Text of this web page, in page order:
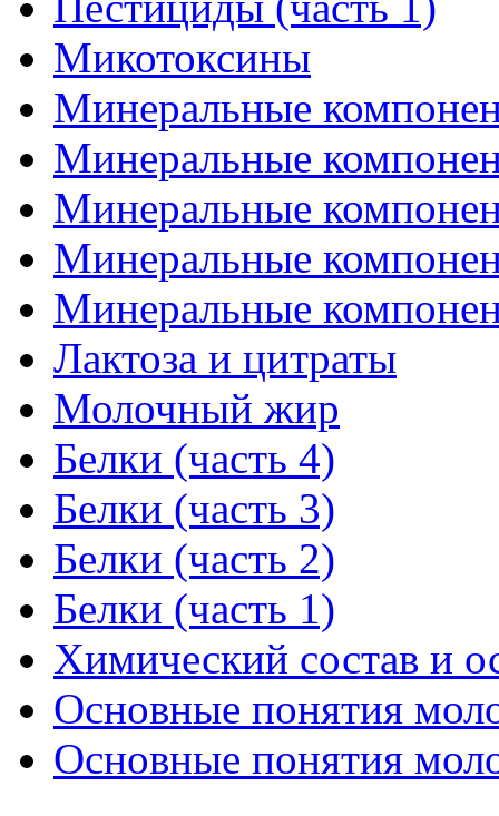
Микотоксины
Минеральные
Минеральные
Минеральные
Минеральные
Минеральные
Лактоза и цитраты
Молочный жир
Белки (часть 4)
Белки (часть 3)
Белки (часть 2)
Белки (часть 1)
Химический состав и
Основные понятия
Основные понятия